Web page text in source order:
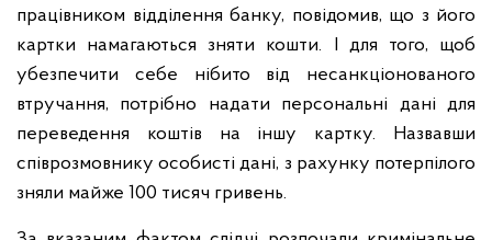
працівником відділення банку, повідомив, що з його
картки намагаються зняти кошти. І для того, щоб
убезпечити себе нібито від несанкціонованого
втручання, потрібно надати персональні дані для
переведення коштів на іншу картку. Назвавши
співрозмовнику особисті дані, з рахунку потерпілого
зняли майже 100 тисяч гривень.